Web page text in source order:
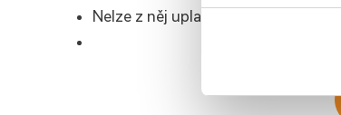
Nelze z něj uplatnit daňový odpočet.